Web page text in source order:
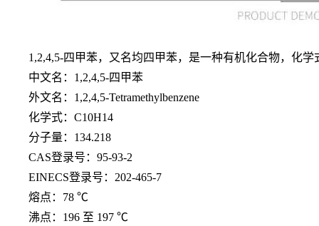
1,2,4,5-四甲苯，又名均四甲苯，是一种有机化合物，化
中文名： 1,2,4,5-四甲苯
外文名： 1,2,4,5-Tetramethylbenzene
化学式： C10H14
分子量： 134.218
CAS登录号：95-93-2
EINECS登录号：202-465-7
熔点： 78 ℃
沸点： 196 至 197 ℃